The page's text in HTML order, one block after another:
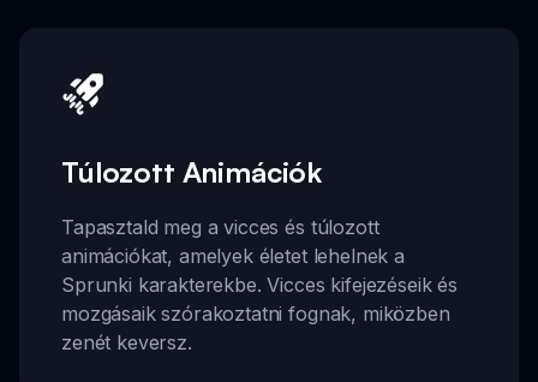
Túlozott Animációk
Tapasztald meg a vicces és túlozott
animációkat, amelyek életet lehelnek a
Sprunki karakterekbe. Vicces kifejezéseik és
mozgásaik szórakoztatni fognak, miközben
zenét keversz.